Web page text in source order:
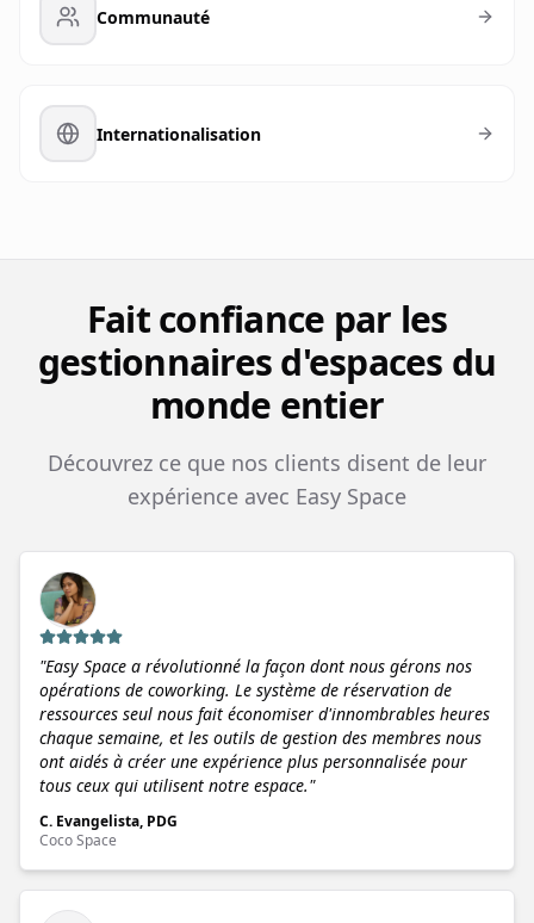
Communauté
Internationalisation
Fait confiance par les
gestionnaires d'espaces du
monde entier
Découvrez ce que nos clients disent de leur
expérience avec Easy Space
"Easy Space a révolutionné la façon dont nous gérons nos
opérations de coworking. Le système de réservation de
ressources seul nous fait économiser d'innombrables heures
chaque semaine, et les outils de gestion des membres nous
ont aidés à créer une expérience plus personnalisée pour
tous ceux qui utilisent notre espace."
C. Evangelista, PDG
Coco Space